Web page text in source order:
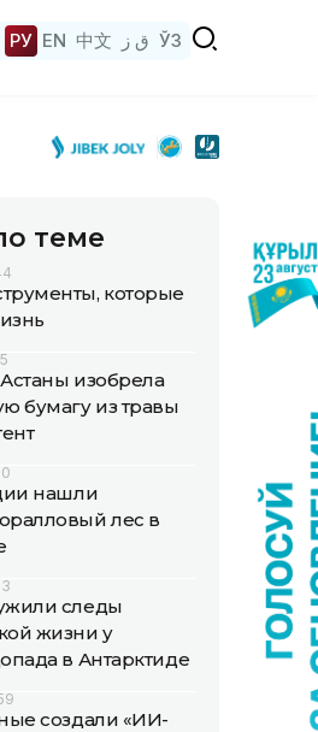
РУ EN 中文 ق ز ЎЗ
теме
которые
изобрела
бумагу из травы
нашли
лес в
следы
жизни у
в Антарктиде
создали «ИИ-